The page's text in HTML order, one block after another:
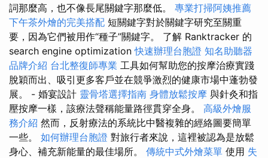
詞那麼高，也不像長尾關鍵字那麼低。 專業打掃阿姨推薦
下午茶外燴的完美搭配 短關鍵字對於關鍵字研究至關重
要，因為它們被用作“種子”關鍵字。 了解 Ranktracker 的
search engine optimization快速辦理台胞證 知名助聽器
品牌介紹 台北整復師專業 工具如何幫助您的按摩治療實踐
脫穎而出、吸引更多客戶並在競爭激烈的健康市場中蓬勃發
展。 - 婚宴設計 靈骨塔選擇指南 身體放鬆按摩 與針灸和指
壓按摩一樣，該療法聲稱能量路徑貫穿全身。 高級外燴服
務介紹 然而，反射療法的系統比中醫複雜的經絡圖要簡單
一些。 如何辦理台胞證 對旅行者來說，這裡被認為是放鬆
身心、補充新能量的最佳場所。 傳統中式外燴菜單 使用 失